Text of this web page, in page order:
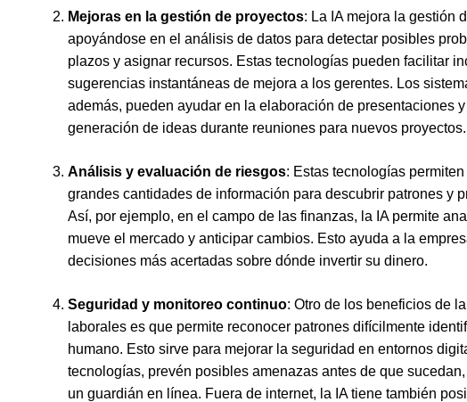
Mejoras en la gestión de proyectos: La IA mejora la gestión
apoyándose en el análisis de datos para detectar posibles
plazos y asignar recursos. Estas tecnologías pueden facilitar
sugerencias instantáneas de mejora a los gerentes. Los
además, pueden ayudar en la elaboración de presentaciones
generación de ideas durante reuniones para nuevos proyectos.
Análisis y evaluación de riesgos: Estas tecnologías
grandes cantidades de información para descubrir patrones y
Así, por ejemplo, en el campo de las finanzas, la IA permite
mueve el mercado y anticipar cambios. Esto ayuda a la
decisiones más acertadas sobre dónde invertir su dinero.
Seguridad y monitoreo continuo: Otro de los beneficios de
laborales es que permite reconocer patrones difícilmente
humano. Esto sirve para mejorar la seguridad en entornos
tecnologías, prevén posibles amenazas antes de que
un guardián en línea. Fuera de internet, la IA tiene también